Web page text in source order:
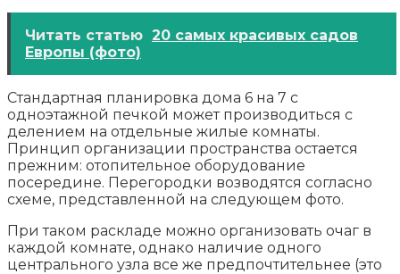
Читать статью 20 самых красивых садов
Европы (фото)
Стандартная планировка дома 6 на 7 с
одноэтажной печкой может производиться с
делением на отдельные жилые комнаты.
Принцип организации пространства остается
прежним: отопительное оборудование
посередине. Перегородки возводятся согласно
схеме, представленной на следующем фото.
При таком раскладе можно организовать очаг в
каждой комнате, однако наличие одного
центрального узла все же предпочтительнее (это